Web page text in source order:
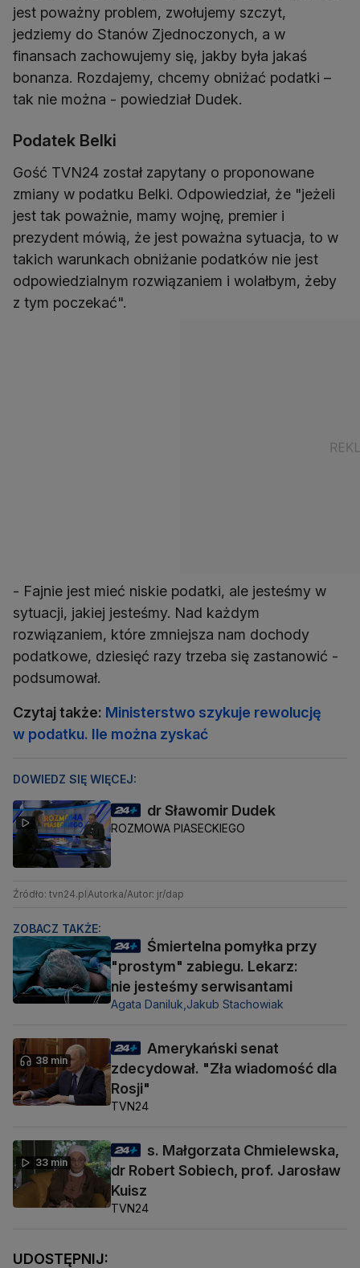
jest poważny problem, zwołujemy szczyt,
jedziemy do Stanów Zjednoczonych, a w
finansach zachowujemy się, jakby była jakaś
bonanza. Rozdajemy, chcemy obniżać podatki –
tak nie można - powiedział Dudek.
Podatek Belki
Gość TVN24 został zapytany o proponowane
zmiany w podatku Belki. Odpowiedział, że "jeżeli
jest tak poważnie, mamy wojnę, premier i
prezydent mówią, że jest poważna sytuacja, to w
takich warunkach obniżanie podatków nie jest
odpowiedzialnym rozwiązaniem i wolałbym, żeby
z tym poczekać".
- Fajnie jest mieć niskie podatki, ale jesteśmy w
sytuacji, jakiej jesteśmy. Nad każdym
rozwiązaniem, które zmniejsza nam dochody
podatkowe, dziesięć razy trzeba się zastanowić -
podsumował.
Czytaj także: Ministerstwo szykuje rewolucję
w podatku. Ile można zyskać
DOWIEDZ SIĘ WIĘCEJ:
dr Sławomir Dudek
ROZMOWA PIASECKIEGO
Źródło: tvn24.pl Autorka/Autor: jr/dap
ZOBACZ TAKŻE:
Śmiertelna pomyłka przy
"prostym" zabiegu. Lekarz:
nie jesteśmy serwisantami
Agata Daniluk, Jakub Stachowiak
38 min
Amerykański senat
zdecydował. "Zła wiadomość dla
Rosji"
TVN24
33 min
s. Małgorzata Chmielewska,
dr Robert Sobiech, prof. Jarosław
Kuisz
TVN24
UDOSTĘPNIJ: